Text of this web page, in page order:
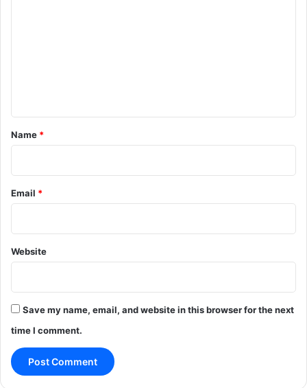
*
Name *
Email *
Website
Save my name, email, and website in this browser for the next
time I comment.